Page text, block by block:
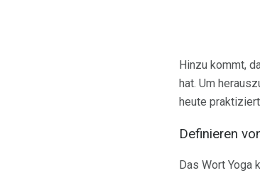
Hinzu kommt,
hat. Um
heute
Definieren
Das Wort Yoga